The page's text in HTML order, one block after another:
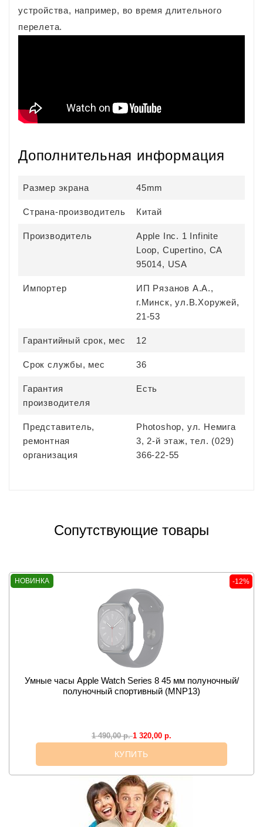
устройства, например, во время длительного
перелета.
Дополнительная информация
Размер экрана 45mm
Страна-производитель Китай
Производитель
Apple Inc. 1 Infinite
Loop, Cupertino, CA
95014, USA
Импортер
ИП Рязанов А.А.,
г.Минск, ул.В.Хоружей,
21-53
Гарантийный срок, мес 12
Срок службы, мес 36
Гарантия
производителя
Есть
Представитель,
ремонтная
организация
Photoshop, ул. Немига
3, 2-й этаж, тел. (029)
366-22-55
Сопутствующие товары
-12%
НОВИНКА
Умные часы Apple Watch Series 8 45 мм полуночный/
полуночный спортивный (MNP13)
1 490,00р. 1 320,00 р.
КУПИТЬ